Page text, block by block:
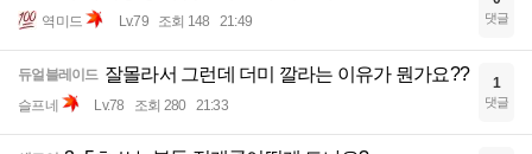
역미드 Lv.79 조회 148 21:49 댓글
듀얼블레이드 잘몰라서 그런데 더미 깔라는 이유가 뭔가요??
슬프네 Lv.78 조회 280 21:33
1
댓글